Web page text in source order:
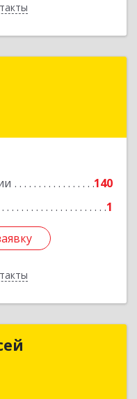
140
1
Подробнее
Алексей